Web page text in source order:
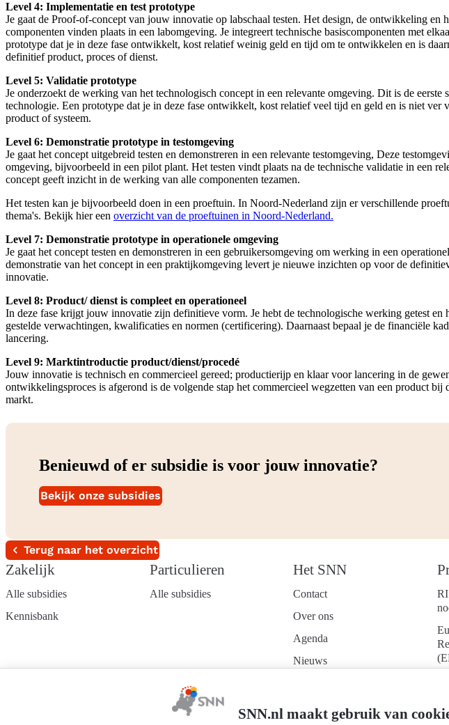
SNN.nl maakt gebruik van
Level 4: Implementatie en test prototype
Je gaat de Proof-of-concept van jouw innovatie op labschaal testen. Het design, de ontwikkeling en
componenten vinden plaats in een labomgeving. Je integreert technische basiscomponenten met
prototype dat je in deze fase ontwikkelt, kost relatief weinig geld en tijd om te ontwikkelen en is
definitief product, proces of dienst.
Level 5: Validatie prototype
Je onderzoekt de werking van het technologisch concept in een relevante omgeving. Dit is de eerste
technologie. Een prototype dat je in deze fase ontwikkelt, kost relatief veel tijd en geld en is niet ver
product of systeem.
Level 6: Demonstratie prototype in testomgeving
Je gaat het concept uitgebreid testen en demonstreren in een relevante testomgeving, Deze
omgeving, bijvoorbeeld in een pilot plant. Het testen vindt plaats na de technische validatie in een
concept geeft inzicht in de werking van alle componenten tezamen.
Het testen kan je bijvoorbeeld doen in een proeftuin. In Noord-Nederland zijn er verschillende
thema's. Bekijk hier een overzicht van de proeftuinen in Noord-Nederland.
Level 7: Demonstratie prototype in operationele omgeving
Je gaat het concept testen en demonstreren in een gebruikersomgeving om werking in een
demonstratie van het concept in een praktijkomgeving levert je nieuwe inzichten op voor de
innovatie.
Level 8: Product/ dienst is compleet en operationeel
In deze fase krijgt jouw innovatie zijn definitieve vorm. Je hebt de technologische werking getest en
gestelde verwachtingen, kwalificaties en normen (certificering). Daarnaast bepaal je de financiële
lancering.
Level 9: Marktintroductie product/dienst/procedé
Jouw innovatie is technisch en commercieel gereed; productierijp en klaar voor lancering in de
ontwikkelingsproces is afgerond is de volgende stap het commercieel wegzetten van een product bij
markt.
Benieuwd of er subsidie is voor jouw innovatie?
Bekijk onze subsidies
Terug naar het overzicht
Zakelijk
Alle subsidies
Kennisbank
Particulieren
Alle subsidies
Het SNN
Contact
Over ons
Agenda
Nieuws
nieuwsbrief